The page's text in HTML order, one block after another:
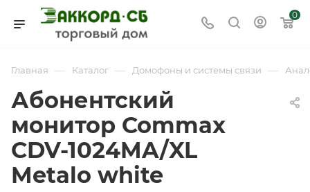
0
Главная — Каталог — Домофоны и системы связи —
Абонентский
монитор Commax
CDV-1024MA/XL
Metalo white